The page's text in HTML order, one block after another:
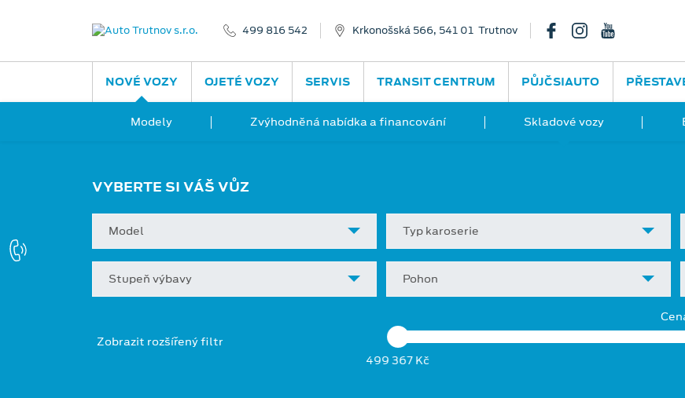
499 816 542 Krkonošská 566, 541 01 Trutnov
NOVÉ VOZY
Modely Zvýhodněná nabídka a financování Skladové vozy
OJETÉ VOZY SERVIS TRANSIT CENTRUM PŮJČSIAUTO
VYBERTE SI VÁŠ VŮZ
Model Typ karoserie
Stupeň výbavy Pohon
Zobrazit rozšířený filtr
499 367 Kč